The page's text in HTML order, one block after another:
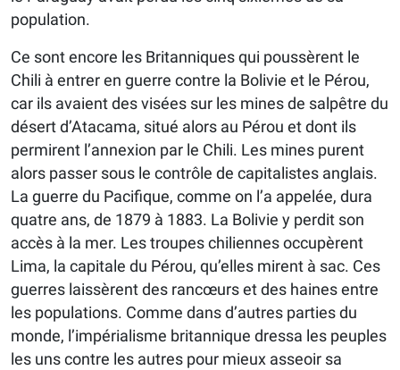
population.
Ce sont encore les Britanniques qui poussèrent le
Chili à entrer en guerre contre la Bolivie et le Pérou,
car ils avaient des visées sur les mines de salpêtre du
désert d’Atacama, situé alors au Pérou et dont ils
permirent l’annexion par le Chili. Les mines purent
alors passer sous le contrôle de capitalistes anglais.
La guerre du Pacifique, comme on l’a appelée, dura
quatre ans, de 1879 à 1883. La Bolivie y perdit son
accès à la mer. Les troupes chiliennes occupèrent
Lima, la capitale du Pérou, qu’elles mirent à sac. Ces
guerres laissèrent des rancœurs et des haines entre
les populations. Comme dans d’autres parties du
monde, l’impérialisme britannique dressa les peuples
les uns contre les autres pour mieux asseoir sa